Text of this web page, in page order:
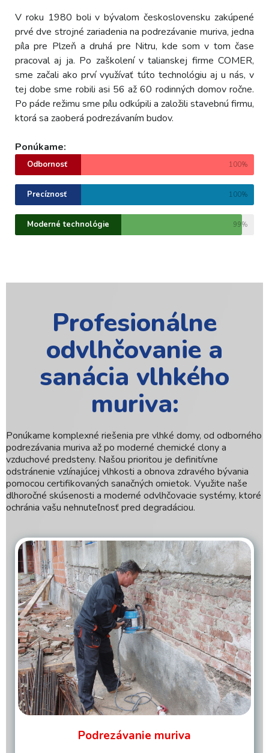
V roku 1980 boli v bývalom československu zakúpené
prvé dve strojné zariadenia na podrezávanie muriva, jedna
píla pre Plzeň a druhá pre Nitru, kde som v tom čase
pracoval aj ja. Po zaškolení v talianskej firme COMER,
sme začali ako prví využívať túto technológiu aj u nás, v
tej dobe sme robili asi 56 až 60 rodinných domov ročne.
Po páde režimu sme pílu odkúpili a založili stavebnú firmu,
ktorá sa zaoberá podrezávaním budov.
Ponúkame:
Odbornosť 100%
Precíznosť 100%
Moderné technológie 99%
Profesionálne
odvlhčovanie a
sanácia vlhkého
muriva:
Ponúkame komplexné riešenia pre vlhké domy, od odborného
podrezávania muriva až po moderné chemické clony a
vzduchové predsteny. Našou prioritou je definitívne
odstránenie vzlínajúcej vlhkosti a obnova zdravého bývania
pomocou certifikovaných sanačných omietok. Využite naše
dlhoročné skúsenosti a moderné odvlhčovacie systémy, ktoré
ochránia vašu nehnuteľnosť pred degradáciou.
Podrezávanie muriva